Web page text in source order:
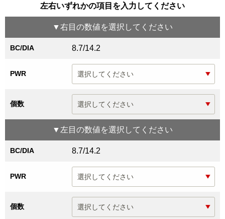
左右いずれかの項目を入力してください
▼右目 の数値を選択してください
BC/DIA 8.7/14.2
PWR
個数
▼ 左目 の数値を選択してください
BC/DIA 8.7/14.2
PWR
個数